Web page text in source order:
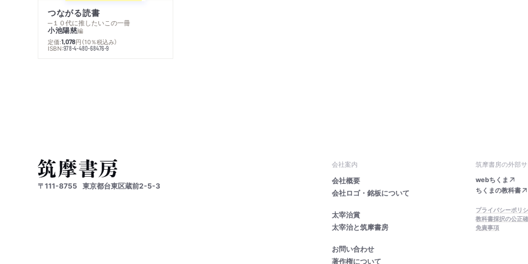
つながる読書
─１０代に推したいこの一冊
小池陽慈編
定価:1,078円 （10％税込み）
ISBN:978-4-480-68476-9
〒111-8755 東京都台東区蔵前2-5-3
会社案内
会社概要
会社ロゴ・銘板について
太宰治賞
太宰治と筑摩書房
お問い合わせ
著作権について
筑摩書房の外部サ
webちくま
ちくまの教科書
プライバシーポリ
教科書採択の公正
免責事項